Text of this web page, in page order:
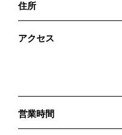
住所
アクセス
営業時間